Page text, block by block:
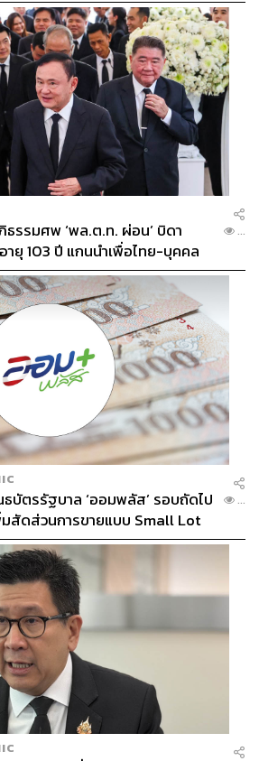
บขี่ FDA (Front Drive Assist)
อีก 4
มความเร็วอัตโนมัติแบบแปรผัน
Control)ช่วยควบคุมความเร็วใน
ร็วอัตโนมัติ เพื่อรักษาระยะห่างจาก
ม ตั้งค่าความเร็วได้ตั้งแต่ 30-150
ะตั้งระยะห่างจากรถคันหน้าได้ 3
เร็วอัตโนมัติเมื่อความเร็วต่ำ TJA
ะบบจะช่วยควบคุมรถให้อยู่เลน และ
ยนต์คันหน้า เมื่อการจราจรมีการ
บบจะควบคุมความเร็วให้รถเคลื่อนที่
ตโนมัติ ระบบช่วยเตือนเมื่อเสี่ยงต่อ
นขณะขับขี่ FCW (Forward
บบจะส่งสัญญาณเสียงเตือน พร้อม
น้าปัด เมื่อพบว่าระยะห่างระหว่าง
นระยะใกล้เกินไปและเสี่ยงต่อการ
อความเร็วมากกว่า 30 กิโลเมตรต่อ
ดไฟสูงอัตโนมัติ IHC (Intelligent
ระบบจะเปิดไฟสูงอัตโนมัติเมื่อรอบข้าง
แสงไฟจากรถยนต์คันอื่น หากระบบ
ถยนต์ด้านหน้า ระบบจะทำการปิดไฟ
วนสายตาของผู้ขับขี่ที่ใช้ถนนร่วมกัน
งเมื่อไม่มีรถยนต์ด้านหน้า
รรมศพ ‘พล.ต.ท. ผ่อน’ บิดา
ายุ 103 ปี แกนนำเพื่อไทย-บุคคล
...
บัตรรัฐบาล ‘ออมพลัส’ รอบถัดไป
มสัดส่วนการขายแบบ Small Lot
...